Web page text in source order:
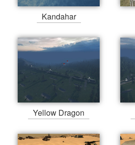
Kandahar
Yellow Dragon